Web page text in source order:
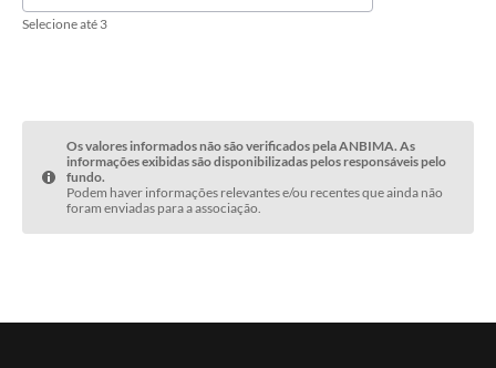
Selecione até 3
Os valores informados não são verificados pela ANBIMA. As
informações exibidas são disponibilizadas pelos responsáveis pelo
fundo.
Podem haver informações relevantes e/ou recentes que ainda não
foram enviadas para a associação.